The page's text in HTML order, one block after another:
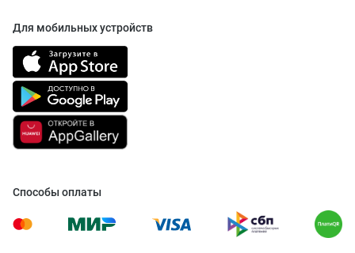
Для мобильных устройств
Способы оплаты